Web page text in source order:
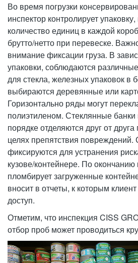
Во время погрузки
инспектор контролирует
количество единиц в каждой
брутто/нетто при перевеске.
внимание фиксации груза. В
упаковки, соблюдаются
для стекла, железных упаковок в
выбираются деревянные или
Горизонтально ряды могут
полиэтиленом. Стеклянные банки
порядке отделяются друг от
целях препятствия
фиксируются для устранения
кузове/контейнере. По окончанию
пломбирует загруженные
вносит в отчеты, к которым
доступ.
Отметим, что инспекция CISS
отбор проб может проводиться